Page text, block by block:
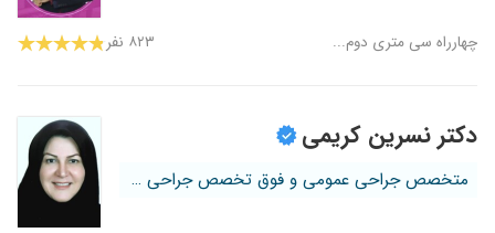
چهارراه سی متری دوم... ۸۲۳ نفر
دکتر نسرین کریمی
متخصص جراحی عمومی و فوق تخصص جراحی کو...